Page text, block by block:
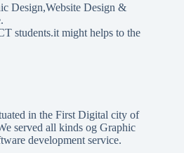
Design,Website Design &
students.it might helps to the
in the First Digital city of
served all kinds og Graphic
development service.